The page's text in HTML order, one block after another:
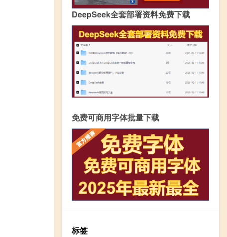
DeepSeek全套部署资料免费下载
免费可商用字体批量下载
标签